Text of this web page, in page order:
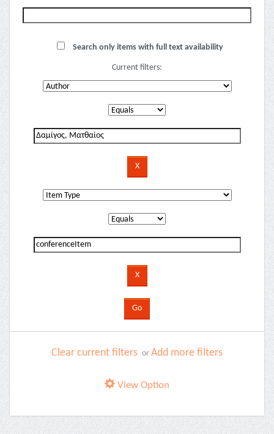
Search only items with full text availability
Current filters:
Clear current filters or Add more filters
View Option